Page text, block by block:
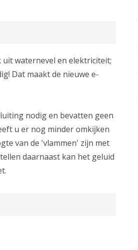
waternevel en elektriciteit;
Dat maakt de nieuwe e-
nodig en bevatten geen
u er nog minder omkijken
van de 'vlammen' zijn met
daarnaast kan het geluid